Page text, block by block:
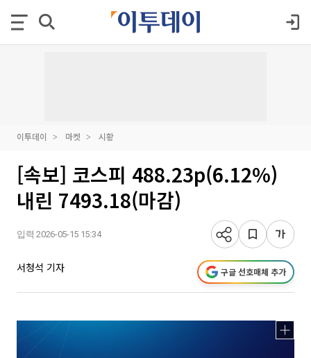
이투데이 마켓 시황
[속보] 코스피 488.23p(6.12%)
내린 7493.18(마감)
입력 2026-05-15 15:34
서청석 기자 구글 선호매체 추가